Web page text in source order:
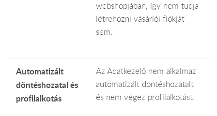
webshopjában, így nem tudja
létrehozni vásárlói fiókját
sem.
Automatizált
döntéshozatal és
profilalkotás
Az Adatkezelő nem alkalmaz
automatizált döntéshozatalt
és nem végez profilalkotást.